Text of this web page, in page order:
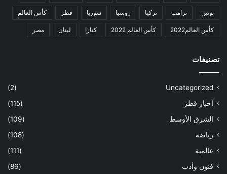
بوتين ترامب تركيا روسيا سوريا قطر كأس العالم
كأس العالم2022 كأس العالم 2022 كتارا لبنان مصر
تصنيفات
Uncategorized
(2)
أخبار قطر
(115)
الشرق الأوسط
(109)
رياضة
(108)
عالمية
(111)
فنون وأدب
(86)